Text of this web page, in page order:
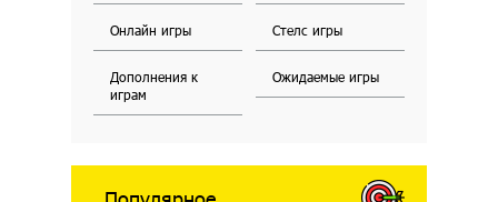
Онлайн игры Стелс игры
Дополнения к
играм
Ожидаемые игры